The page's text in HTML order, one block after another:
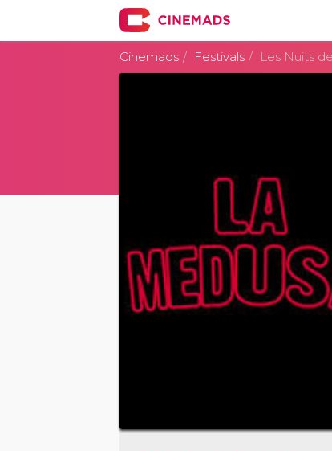
Cinemads Festivals Les Nuits